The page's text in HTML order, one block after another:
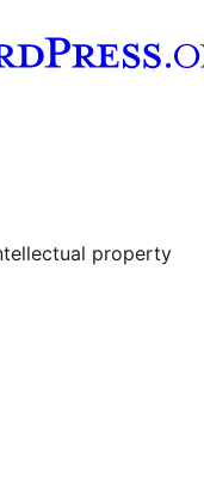
property